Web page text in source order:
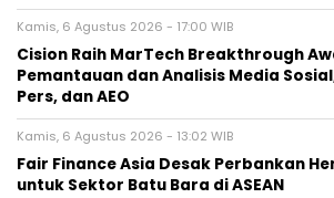
Kamis, 6 Agustus 2026 - 17:00 WIB
Cision Raih MarTech Breakthrough
Pemantauan dan Analisis Media
Pers, dan AEO
Kamis, 6 Agustus 2026 - 13:02 WIB
Fair Finance Asia Desak Perbankan
untuk Sektor Batu Bara di ASEAN